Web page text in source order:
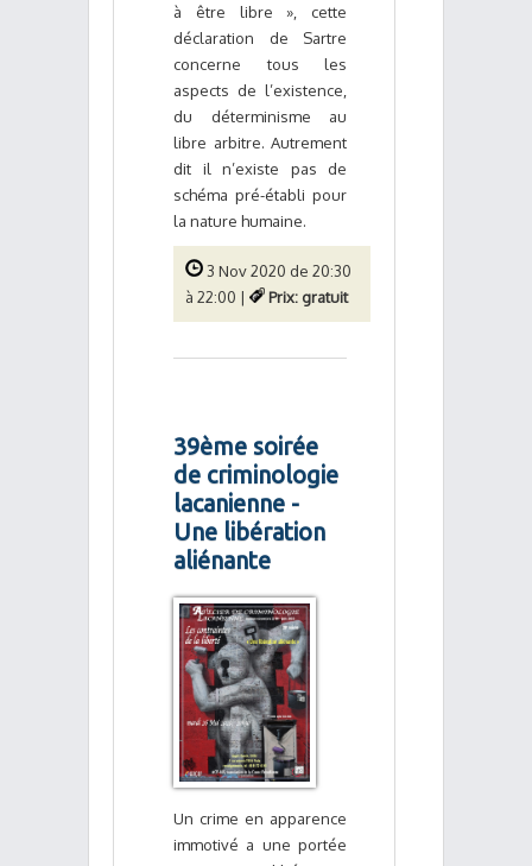
à être libre », cette
déclaration de Sartre
concerne tous les
aspects de l’existence,
du déterminisme au
libre arbitre. Autrement
dit il n’existe pas de
schéma pré-établi pour
la nature humaine.
3 Nov 2020 de 20:30
à 22:00 |
Prix: gratuit
39ème soirée
de criminologie
lacanienne -
Une libération
aliénante
Un crime en apparence
immotivé a une portée